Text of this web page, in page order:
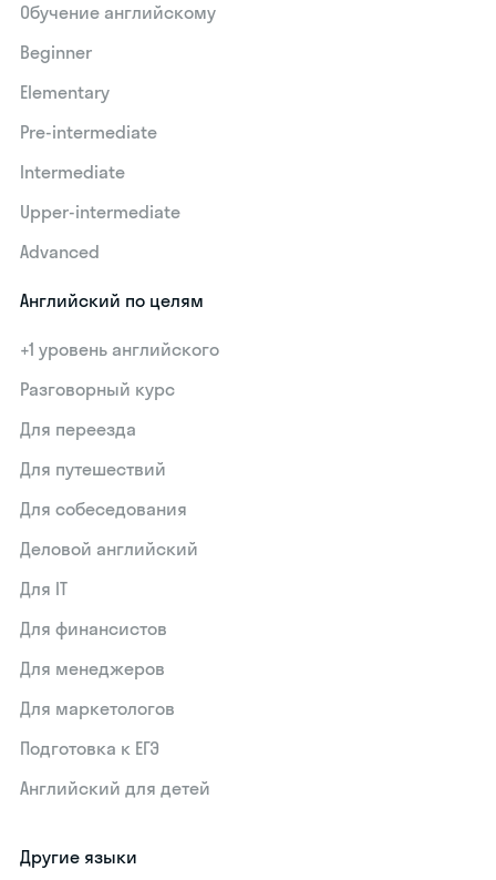
Обучение английскому
Beginner
Elementary
Pre-intermediate
Intermediate
Upper-intermediate
Advanced
Английский по целям
+1 уровень английского
Разговорный курс
Для переезда
Для путешествий
Для собеседования
Деловой английский
Для IT
Для финансистов
Для менеджеров
Для маркетологов
Подготовка к ЕГЭ
Английский для детей
Другие языки